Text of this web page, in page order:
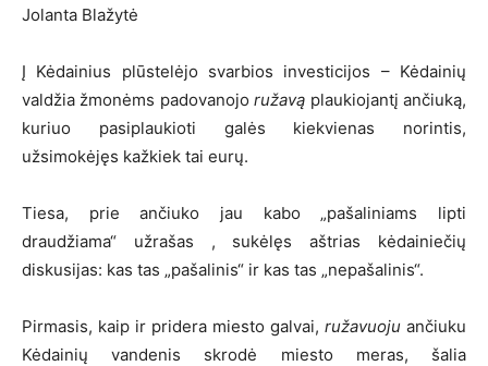
Jolanta Blažytė
Į Kėdainius plūstelėjo svarbios investicijos – Kėdainių
valdžia žmonėms padovanojo ružavą plaukiojantį ančiuką,
kuriuo pasiplaukioti galės kiekvienas norintis,
užsimokėjęs kažkiek tai eurų.
Tiesa, prie ančiuko jau kabo „pašaliniams lipti
draudžiama“ užrašas , sukėlęs aštrias kėdainiečių
diskusijas: kas tas „pašalinis“ ir kas tas „nepašalinis“.
Pirmasis, kaip ir pridera miesto galvai, ružavuoju ančiuku
Kėdainių vandenis skrodė miesto meras, šalia